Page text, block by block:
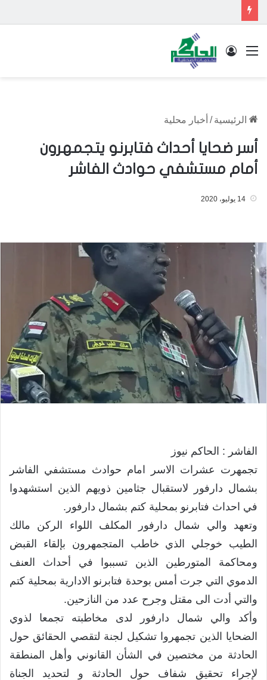
القائمة تسجيل الدخول
الرئيسية / أخبار محلية
أسر ضحايا أحداث فتابرنو يتجمهرون
أمام مستشفي حوادث الفاشر
14 يوليو، 2020
الفاشر : الحاكم نيوز
تجمهرت عشرات الاسر امام حوادث مستشفي الفاشر
بشمال دارفور لاستقبال جثامين ذويهم الذين استشهدوا
في احداث فتابرنو بمحلية كتم بشمال دارفور.
وتعهد والي شمال دارفور المكلف اللواء الركن مالك
الطيب خوجلي الذي خاطب المتجمهرون بإلقاء القبض
ومحاكمة المتورطين الذين تسببوا في أحداث العنف
الدموي التي جرت أمس بوحدة فتابرنو الادارية بمحلية كتم
والتي أدت الى مقتل وجرح عدد من النازحين.
وأكد والي شمال دارفور لدى مخاطبته تجمعا لذوي
الضحايا الذين تجمهروا تشكيل لجنة لتقصي الحقائق حول
الحادثة من مختصين في الشأن القانوني وأهل المنطقة
لإجراء تحقيق شفاف حول الحادثة و لتحديد الجناة